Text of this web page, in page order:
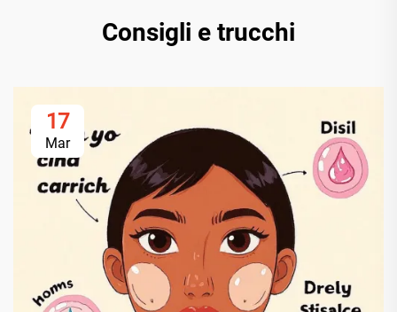
Consigli e trucchi
17
Mar